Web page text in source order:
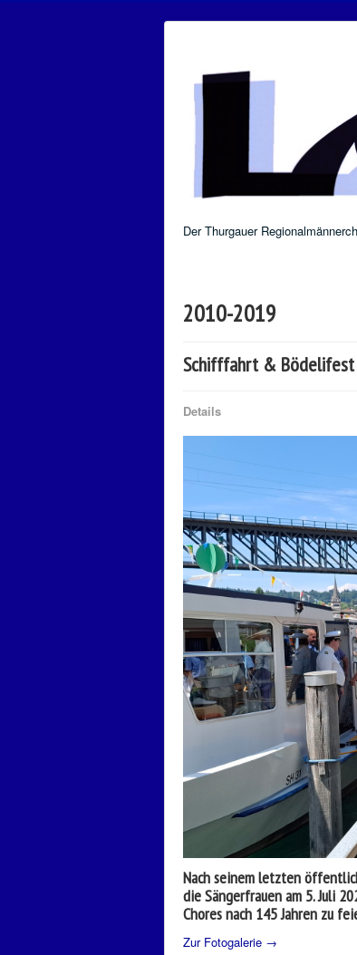
Der Thurgauer
2010-2019
Schifffahrt & Bödelifest
Details
Nach seinem letzten
die Sängerfrauen am 5. Juli
Chores nach 145 Jahren zu
Zur Fotogalerie →